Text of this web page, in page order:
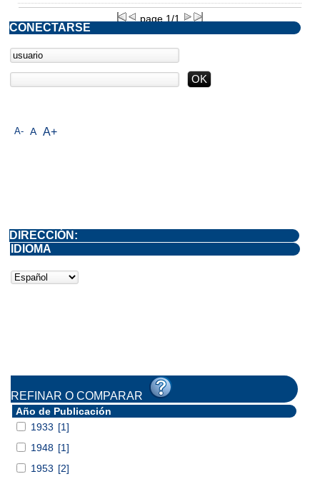
page 1/1
A- A A+
CONECTARSE
DIRECCIÓN:
IDIOMA
REFINAR O COMPARAR
Año de Publicación
1933 [1]
1948 [1]
1953 [2]